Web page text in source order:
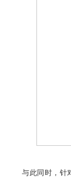
与此同时，针